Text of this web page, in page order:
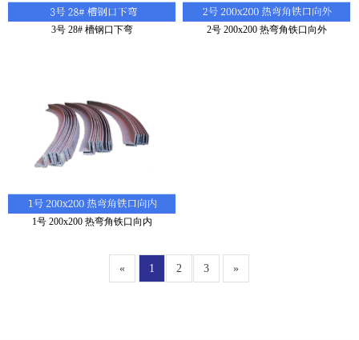
3号 28# 槽钢口下弯 2号 200x200 热弯角铁口向外
1号 200x200 热弯角铁口向内
« 1 2 3 »